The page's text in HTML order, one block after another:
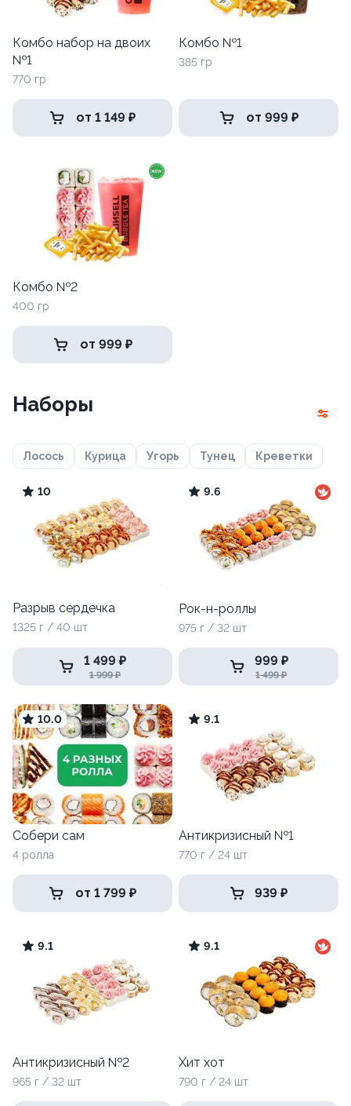
Комбо набор на двоих
№1
770 гр
от 1 149 ₽
Комбо №1
385 гр
от 999 ₽
Комбо №2
400 гр
от 999 ₽
Наборы
Лосось Курица Угорь Тунец Креветки
10
Разрыв сердечка
1325 г / 40 шт
1 499 ₽
1 999 ₽
9.6
Рок-н-роллы
975 г / 32 шт
999 ₽
1 499 ₽
10.0
Собери сам
4 ролла
от 1 799 ₽
9.1
Антикризисный №1
770 г / 24 шт
939 ₽
9.1
Антикризисный №2
965 г / 32 шт
9.1
Хит хот
790 г / 24 шт